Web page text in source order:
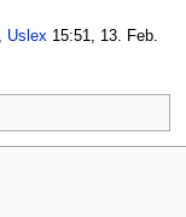
Uslex 15:51, 13. Feb.